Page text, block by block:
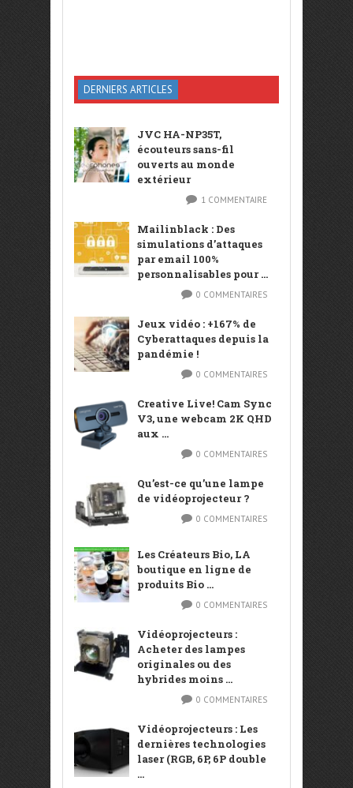
DERNIERS ARTICLES
JVC HA-NP35T,
écouteurs sans-fil
ouverts au monde
extérieur
1 COMMENTAIRE
Mailinblack : Des
simulations d’attaques
par email 100%
personnalisables pour ...
0 COMMENTAIRES
Jeux vidéo : +167% de
Cyberattaques depuis la
pandémie !
0 COMMENTAIRES
Creative Live! Cam Sync
V3, une webcam 2K QHD
aux ...
0 COMMENTAIRES
Qu’est-ce qu’une lampe
de vidéoprojecteur ?
0 COMMENTAIRES
Les Créateurs Bio, LA
boutique en ligne de
produits Bio ...
0 COMMENTAIRES
Vidéoprojecteurs :
Acheter des lampes
originales ou des
hybrides moins ...
0 COMMENTAIRES
Vidéoprojecteurs : Les
dernières technologies
laser (RGB, 6P, 6P double
...